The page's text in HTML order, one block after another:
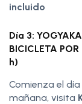
incluido
Día 3:
BICICLETA
h)
Comienza el
mañana, visita